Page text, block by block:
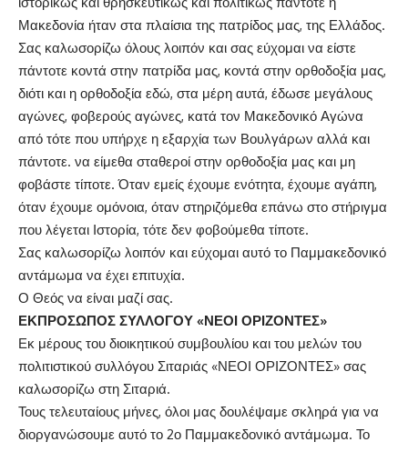
Μακεδονία ήταν στα πλαίσια της πατρίδος μας, της Ελλάδος.
Σας καλωσορίζω όλους λοιπόν και σας εύχομαι να είστε
πάντοτε κοντά στην πατρίδα μας, κοντά στην ορθοδοξία μας,
διότι και η ορθοδοξία εδώ, στα μέρη αυτά, έδωσε μεγάλους
αγώνες, φοβερούς αγώνες, κατά τον Μακεδονικό Αγώνα
από τότε που υπήρχε η εξαρχία των Βουλγάρων αλλά και
πάντοτε. να είμεθα σταθεροί στην ορθοδοξία μας και μη
φοβάστε τίποτε. Όταν εμείς έχουμε ενότητα, έχουμε αγάπη,
όταν έχουμε ομόνοια, όταν στηριζόμεθα επάνω στο στήριγμα
που λέγεται Ιστορία, τότε δεν φοβούμεθα τίποτε.
Σας καλωσορίζω λοιπόν και εύχομαι αυτό το Παμμακεδονικό
αντάμωμα να έχει επιτυχία.
Ο Θεός να είναι μαζί σας.
ΕΚΠΡΟΣΩΠΟΣ ΣΥΛΛΟΓΟΥ «ΝΕΟΙ ΟΡΙΖΟΝΤΕΣ»
Εκ μέρους του διοικητικού συμβουλίου και του μελών του
πολιτιστικού συλλόγου Σιταριάς «ΝΕΟΙ ΟΡΙΖΟΝΤΕΣ» σας
καλωσορίζω στη Σιταριά.
Τους τελευταίους μήνες, όλοι μας δουλέψαμε σκληρά για να
διοργανώσουμε αυτό το 2ο Παμμακεδονικό αντάμωμα. Το